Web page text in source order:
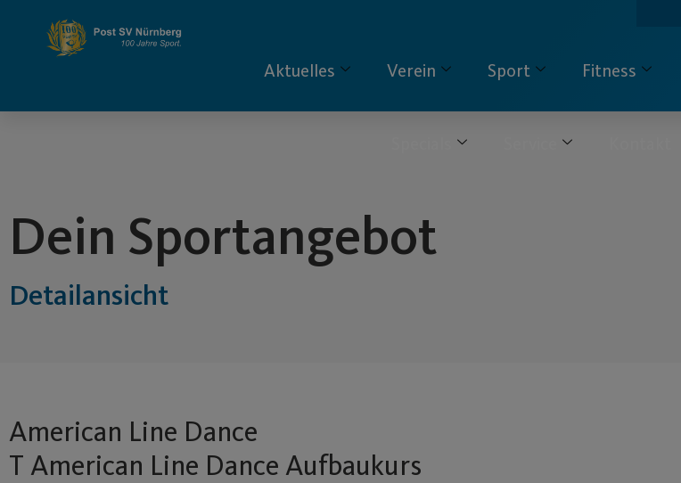
springen
Aktuelles Verein Sport Fitness
Dein Sportangebot
Detailansicht
American Line Dance
T American Line Dance Aufbaukurs